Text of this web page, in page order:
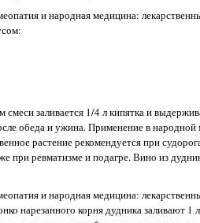
и народная медицина:
смеси заливается 1/4 л кипятка и
обеда и ужина. Применение в
растение рекомендуется при
при ревматизме и подагре. Вино из
и народная медицина:
нарезанного корня дудника заливают 1